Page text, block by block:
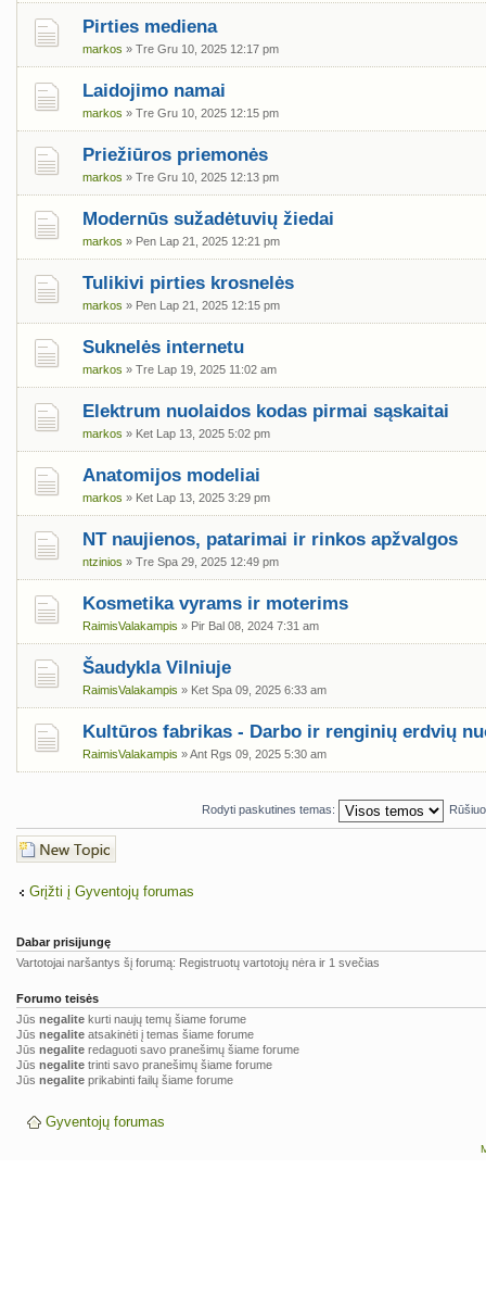
Pirties mediena
markos » Tre Gru 10, 2025 12:17 pm
Laidojimo namai
markos » Tre Gru 10, 2025 12:15 pm
Priežiūros priemonės
markos » Tre Gru 10, 2025 12:13 pm
Modernūs sužadėtuvių žiedai
markos » Pen Lap 21, 2025 12:21 pm
Tulikivi pirties krosnelės
markos » Pen Lap 21, 2025 12:15 pm
Suknelės internetu
markos » Tre Lap 19, 2025 11:02 am
Elektrum nuolaidos kodas pirmai sąskaitai
markos » Ket Lap 13, 2025 5:02 pm
Anatomijos modeliai
markos » Ket Lap 13, 2025 3:29 pm
NT naujienos, patarimai ir rinkos apžvalgos
ntzinios » Tre Spa 29, 2025 12:49 pm
Kosmetika vyrams ir moterims
RaimisValakampis » Pir Bal 08, 2024 7:31 am
Šaudykla Vilniuje
RaimisValakampis » Ket Spa 09, 2025 6:33 am
Kultūros fabrikas - Darbo ir renginių erdvių
RaimisValakampis » Ant Rgs 09, 2025 5:30 am
Rodyti paskutines temas:
Naujos temos
kūrimas
Grįžti į Gyventojų forumas
Dabar prisijungę
Vartotojai naršantys šį forumą: Registruotų vartotojų nėra ir 1 svečias
Forumo teisės
Jūs negalite kurti naujų temų šiame forume
Jūs negalite atsakinėti į temas šiame forume
Jūs negalite redaguoti savo pranešimų šiame forume
Jūs negalite trinti savo pranešimų šiame forume
Jūs negalite prikabinti failų šiame forume
Gyventojų forumas